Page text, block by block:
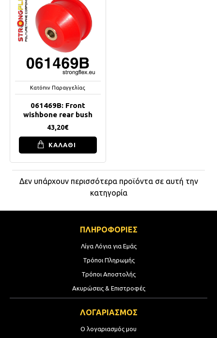
Κατόπιν Παραγγελίας
061469B: Front
wishbone rear bush
43,20€
ΚΑΛΑΘΙ
Δεν υπάρχουν περισσότερα προϊόντα σε αυτή την
κατηγορία
ΠΛΗΡΟΦΟΡΙΕΣ
Λίγα Λόγια για Εμάς
Τρόποι Πληρωμής
Τρόποι Αποστολής
Ακυρώσεις & Επιστροφές
ΛΟΓΑΡΙΑΣΜΟΣ
Ο λογαριασμός μου